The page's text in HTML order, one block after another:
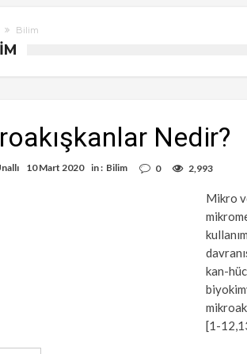
Bilim
Nedir?
10 Mart 2020 in : Bilim 0 2,993
Mikro
kan-
[1-